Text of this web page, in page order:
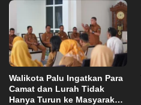
Walikota Palu Ingatkan Para
Camat dan Lurah Tidak
Hanya Turun ke Masyarakat